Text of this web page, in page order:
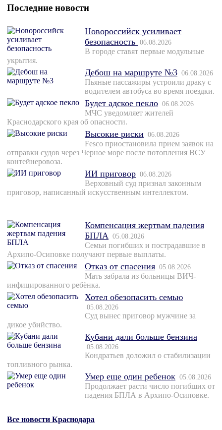
Последние новости
Новороссийск усиливает
безопасность 06.08.2026
В городе ставят первые модульные
укрытия.
Дебош на маршруте №3 06.08.2026
Пьяные пассажиры устроили драку с
водителем автобуса во время поездки.
Будет адское пекло 06.08.2026
МЧС уведомляет жителей
Краснодарского края об опасности.
Высокие риски 06.08.2026
Fesco приостановила прием заявок на
отправки судов через Черное море после потопления ВСУ
контейнеровоза.
ИИ приговор 06.08.2026
Верховный суд признал законным
приговор, написанный искусственным интеллектом.
Компенсация жертвам падения
БПЛА 05.08.2026
Семьи погибших и пострадавшие в
Архипо-Осиповке получают первые выплаты.
Отказ от спасения 05.08.2026
Мать забрала из больницы ВИЧ-
инфицированного ребёнка.
Хотел обезопасить семью
05.08.2026
Суд вынес приговор мужчине за
дикое убийство.
Кубани дали больше бензина
05.08.2026
Кондратьев доложил о стабилизации
топливного рынка.
Умер еще один ребенок 05.08.2026
Продолжает расти число погибших от
падения БПЛА в Архипо-Осиповке.
Все новости Краснодара